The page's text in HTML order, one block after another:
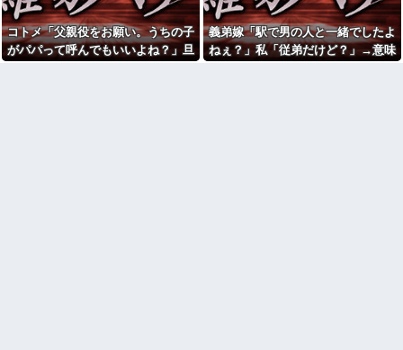
どｗｗｗｗｗｗ
【画像】ディズニーのおいな
り巻（600円）、流石にアレすぎ
て賛否両論の大炎上をしてしま
うw w w w w w w
高校の頃、担任と隣のクラス
の担任が結婚。「お祝いに行こ
う！」と結婚式場に突撃した結
果...
コトメ「父親役をお願い。うちの子
がパパって呼んでもいいよね？」旦
義弟嫁「駅で男の人と一緒でしたよ
ねぇ？」私「従弟だけど？」→意味